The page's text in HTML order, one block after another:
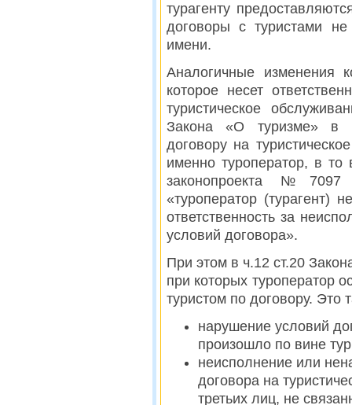
турагенту
договоры с туристами
имени.
Аналогичные изменения
которое несет
туристическое
Закона «О туризме» в
договору на
именно туроператор, в то
законопроекта №7097
«туроператор (турагент)
ответственность за
условий договора».
При этом в ч.12 ст.20
при которых туроператор
туристом по договору. Это
нарушение условий
произошло по вине
неисполнение или
договора на
третьих лиц, не